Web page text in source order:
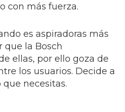
con más fuerza.
es aspiradoras más
que la Bosch
ellas, por ello goza de
los usuarios. Decide a
necesitas.